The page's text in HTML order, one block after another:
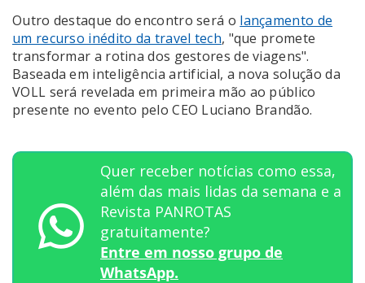
Outro destaque do encontro será o lançamento de
um recurso inédito da travel tech, "que promete
transformar a rotina dos gestores de viagens".
Baseada em inteligência artificial, a nova solução da
VOLL será revelada em primeira mão ao público
presente no evento pelo CEO Luciano Brandão.
Quer receber notícias como essa,
além das mais lidas da semana e a
Revista PANROTAS
gratuitamente?
Entre em nosso grupo de
WhatsApp.